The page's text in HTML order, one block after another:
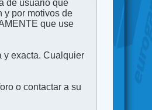
de usuario que
y por motivos de
que use
y exacta. Cualquier
o contactar a su